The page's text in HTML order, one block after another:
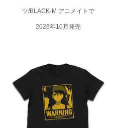
ツ/BLACK-M アニメイトで
2026年10月発売